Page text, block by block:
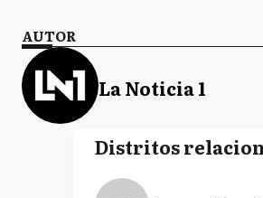
AUTOR
La Noticia 1
Distritos